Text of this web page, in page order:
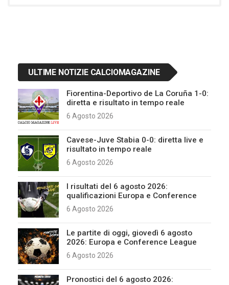
ULTIME NOTIZIE CALCIOMAGAZINE
Fiorentina-Deportivo de La Coruña 1-0:
diretta e risultato in tempo reale
6 Agosto 2026
Cavese-Juve Stabia 0-0: diretta live e
risultato in tempo reale
6 Agosto 2026
I risultati del 6 agosto 2026:
qualificazioni Europa e Conference
6 Agosto 2026
Le partite di oggi, giovedì 6 agosto
2026: Europa e Conference League
6 Agosto 2026
Pronostici del 6 agosto 2026: